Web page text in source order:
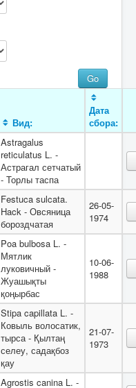
Вид:
Дата
сбора:
Astragalus
reticulatus L. -
Астрагал сетчатый
- Торлы таспа
Festuca sulcata.
Hack - Овсяница
бороздчатая
26-05-
1974
Poa bulbosa L. -
Мятлик
луковичный -
Жуашықты
қоңырбас
10-06-
1988
Stipa capillata L. -
Ковыль волосатик,
тырса - Қылтаң
селеу, садақбоз
қау
21-07-
1973
Agrostis canina L. -